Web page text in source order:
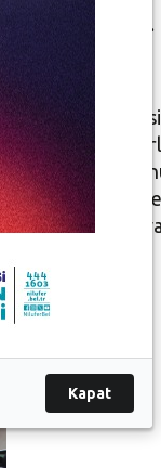
ağızdan dinledi.
Hayat
merak ettikleri
Bakım
bakımları
Kapat